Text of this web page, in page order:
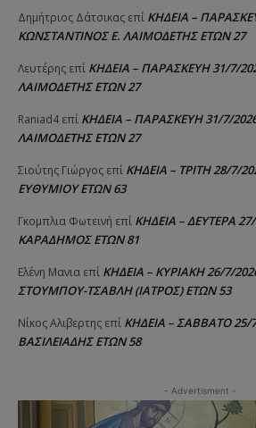
Δημήτριος Δάτσικας επί ΚΗΔΕΙΑ –
ΚΩΝΣΤΑΝΤΙΝΟΣ Ε. ΛΑΙΜΟΔΕΤΗΣ ΕΤΩΝ 27
Λευτέρης επί ΚΗΔΕΙΑ – ΠΑΡΑΣΚΕΥΗ 31/7/
ΛΑΙΜΟΔΕΤΗΣ ΕΤΩΝ 27
Raniad4 επί ΚΗΔΕΙΑ – ΠΑΡΑΣΚΕΥΗ 31/7/
ΛΑΙΜΟΔΕΤΗΣ ΕΤΩΝ 27
Σιούτης Γιώργος επί ΚΗΔΕΙΑ – ΤΡΙΤΗ 28/7/
ΕΥΘΥΜΙΟΥ ΕΤΩΝ 63
Γκομπλια Φωτεινή επί ΚΗΔΕΙΑ – ΔΕΥΤΕΡΑ
ΚΑΡΑΔΗΜΟΣ ΕΤΩΝ 81
Ελένη Μανια επί ΚΗΔΕΙΑ – ΚΥΡΙΑΚΗ 26/7/
ΣΤΟΥΜΠΟΥ-ΤΣΑΒΛΗ (ΙΑΤΡΟΣ) ΕΤΩΝ 53
Νίκος Αλιβερτης επί ΚΗΔΕΙΑ – ΣΑΒΒΑΤΟ 25/
ΒΑΣΙΛΕΙΑΔΗΣ ΕΤΩΝ 58
- Advertisment -